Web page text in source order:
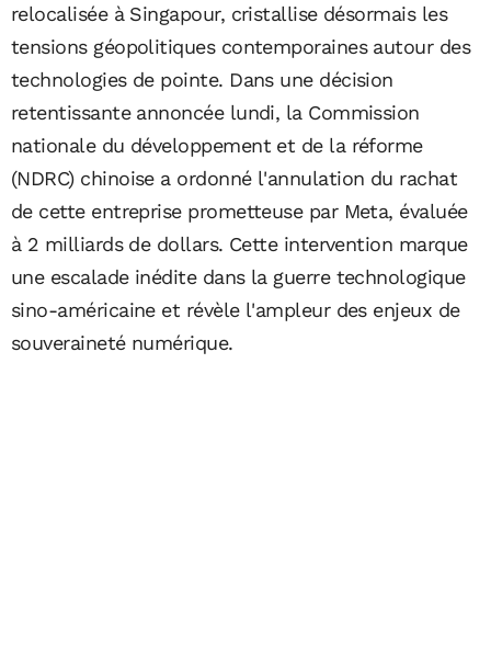
relocalisée à Singapour, cristallise désormais les
tensions géopolitiques contemporaines autour des
technologies de pointe. Dans une décision
retentissante annoncée lundi, la Commission
nationale du développement et de la réforme
(NDRC) chinoise a ordonné l'annulation du rachat
de cette entreprise prometteuse par Meta, évaluée
à 2 milliards de dollars. Cette intervention marque
une escalade inédite dans la guerre technologique
sino-américaine et révèle l'ampleur des enjeux de
souveraineté numérique.